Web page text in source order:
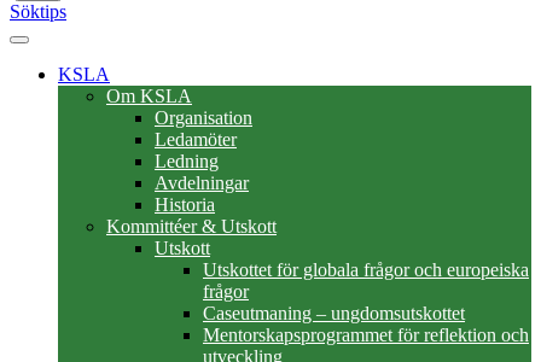
Söktips
KSLA
Om KSLA
Organisation
Ledamöter
Ledning
Avdelningar
Historia
Kommittéer & Utskott
Utskott
Utskottet för globala frågor och europeiska
frågor
Caseutmaning – ungdomsutskottet
Mentorskapsprogrammet för reflektion och
utveckling